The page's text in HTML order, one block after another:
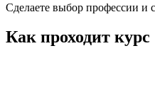
Сделаете выбор профессии и
Как проходит курс